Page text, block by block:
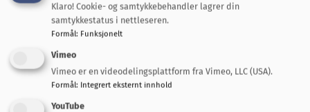
Klaro! Cookie- og samtykkebehandler lagrer din
samtykkestatus i nettleseren.
Formål: Funksjonelt
Vimeo
Vimeo er en videodelingsplattform fra Vimeo, LLC (USA).
Formål: Integrert eksternt innhold
YouTube